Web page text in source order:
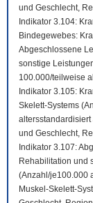
und Geschlecht,
Indikator 3.104:
Bindegewebes:
Abgeschlossene
sonstige
100.000/teilweise
Indikator 3.105:
Skelett-Systems
und Geschlecht,
Indikator 3.107:
Rehabilitation und
(Anzahl/je100.000
Muskel-Skelett-